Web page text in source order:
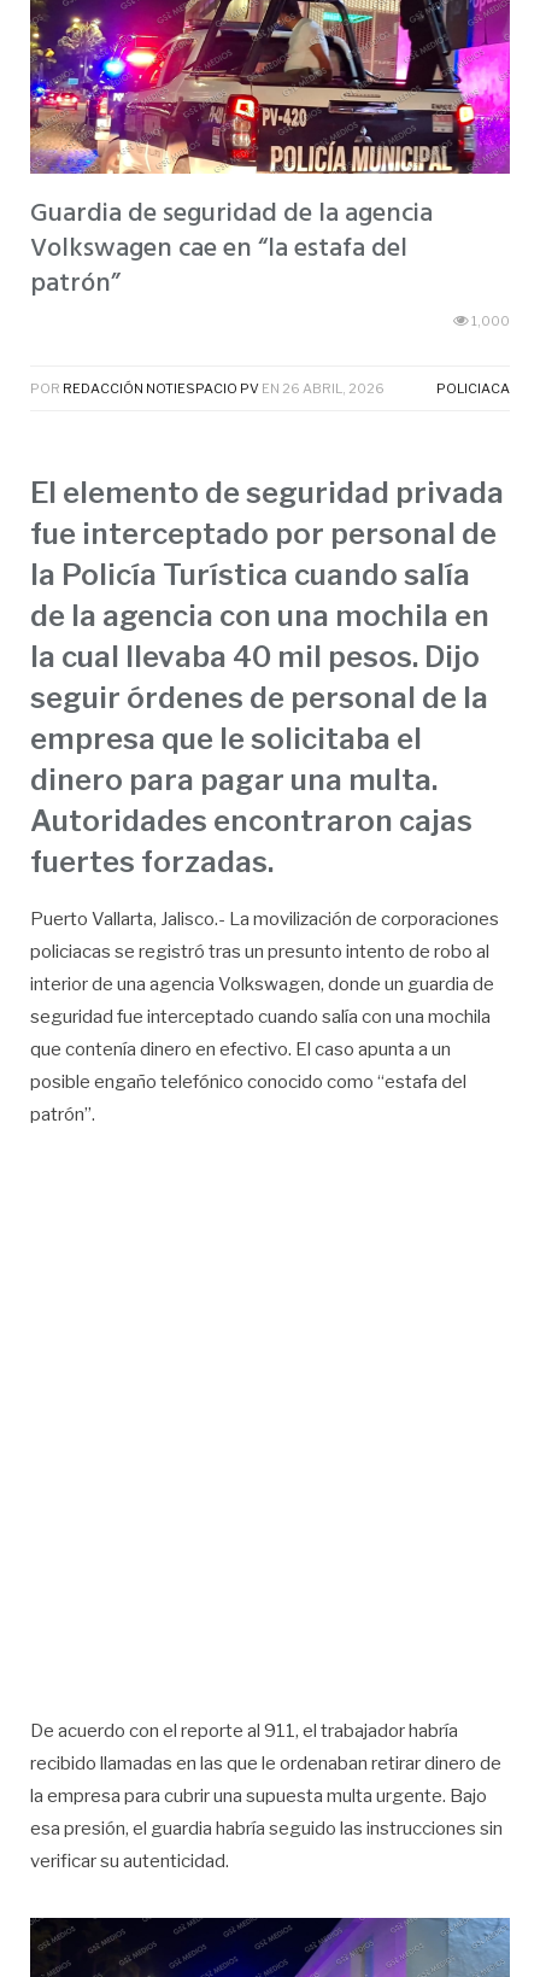
Guardia de seguridad de la agencia
Volkswagen cae en “la estafa del
patrón”
1,000
POR REDACCIÓN NOTIESPACIO PV EN 26 ABRIL, 2026 POLICIACA
El elemento de seguridad privada
fue interceptado por personal de
la Policía Turística cuando salía
de la agencia con una mochila en
la cual llevaba 40 mil pesos. Dijo
seguir órdenes de personal de la
empresa que le solicitaba el
dinero para pagar una multa.
Autoridades encontraron cajas
fuertes forzadas.
Puerto Vallarta, Jalisco.- La movilización de corporaciones
policiacas se registró tras un presunto intento de robo al
interior de una agencia Volkswagen, donde un guardia de
seguridad fue interceptado cuando salía con una mochila
que contenía dinero en efectivo. El caso apunta a un
posible engaño telefónico conocido como “estafa del
patrón”.
De acuerdo con el reporte al 911, el trabajador habría
recibido llamadas en las que le ordenaban retirar dinero de
la empresa para cubrir una supuesta multa urgente. Bajo
esa presión, el guardia habría seguido las instrucciones sin
verificar su autenticidad.